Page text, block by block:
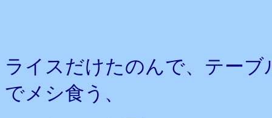
ライスだけたのんで、テー
でメシ食う、